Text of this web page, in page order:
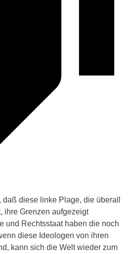
diese linke Plage, die überall
ihre Grenzen aufgezeigt
und Rechtsstaat haben die noch
diese Ideologen von ihren
kann sich die Welt wieder zum